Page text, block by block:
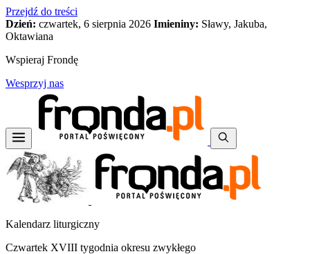
Przejdź do treści
Dzień: czwartek, 6 sierpnia 2026 Imieniny: Sławy, Jakuba,
Oktawiana
Wspieraj Frondę
Wesprzyj nas
Kalendarz liturgiczny
Czwartek XVIII tygodnia okresu zwykłego